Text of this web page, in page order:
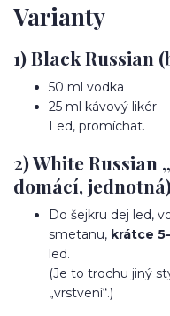
Varianty
1) Black Russian
50 ml vodka
25 ml kávový likér
Led, promíchat.
2) White Russian
domácí,
Do šejkru dej led,
smetanu, krátce
led.
(Je to trochu jiný
„vrstvení“.)